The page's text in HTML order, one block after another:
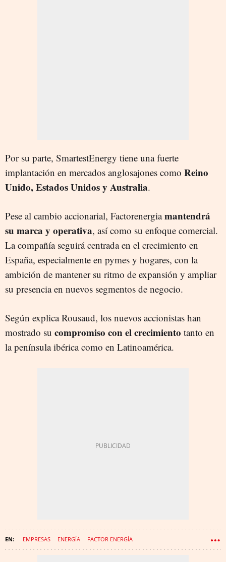
Por su parte, SmartestEnergy tiene una fuerte
implantación en mercados anglosajones como Reino
Unido, Estados Unidos y Australia.
Pese al cambio accionarial, Factorenergiamantendrá
su marca y operativa, así como su enfoque comercial.
La compañía seguirá centrada en el crecimiento en
España, especialmente en pymes y hogares, con la
ambición de mantener su ritmo de expansión y ampliar
su presencia en nuevos segmentos de negocio.
Según explica Rousaud, los nuevos accionistas han
mostrado su compromiso con el crecimiento tanto en
la península ibérica como en Latinoamérica.
EMPRESAS ENERGÍA FACTOR ENERGÍA